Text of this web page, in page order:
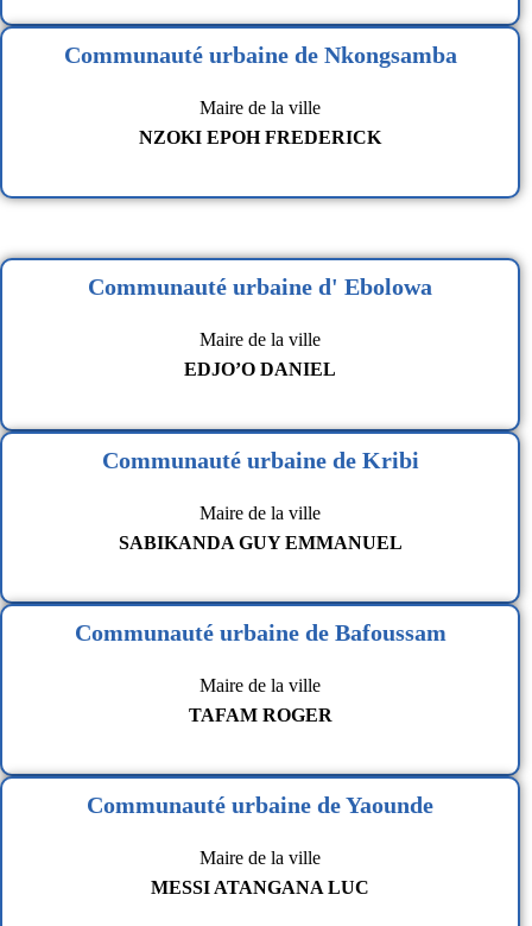
Communauté urbaine de Nkongsamba
Maire de la ville
NZOKI EPOH FREDERICK
Communauté urbaine d' Ebolowa
Maire de la ville
EDJO’O DANIEL
Communauté urbaine de Kribi
Maire de la ville
SABIKANDA GUY EMMANUEL
Communauté urbaine de Bafoussam
Maire de la ville
TAFAM ROGER
Communauté urbaine de Yaounde
Maire de la ville
MESSI ATANGANA LUC